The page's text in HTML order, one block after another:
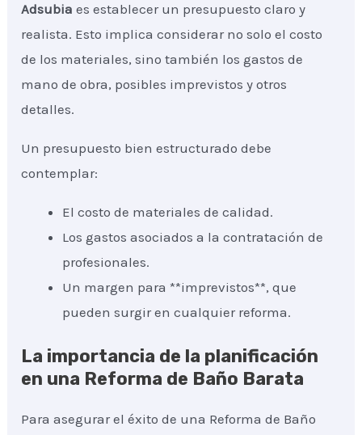
Adsubiaes establecer un presupuesto claro y
realista. Esto implica considerar no solo el costo
de los materiales, sino también los gastos de
mano de obra, posibles imprevistos y otros
detalles.
Un presupuesto bien estructurado debe
contemplar:
El costo de materiales de calidad.
Los gastos asociados a la contratación de
profesionales.
Un margen para **imprevistos**, que
pueden surgir en cualquier reforma.
La importancia de la planificación
en una Reforma de Baño Barata
Para asegurar el éxito de una Reforma de Baño